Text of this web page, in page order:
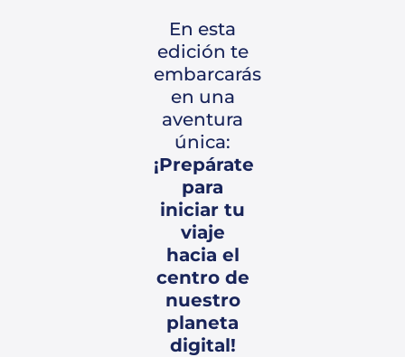
En esta
edición te
embarcarás
en una
aventura
única:
¡Prepárate
para
iniciar tu
viaje
hacia el
centro de
nuestro
planeta
digital!